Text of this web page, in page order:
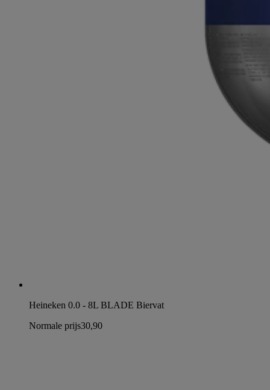
Heineken 0.0 - 8L BLADE Biervat
Normale prijs30,90